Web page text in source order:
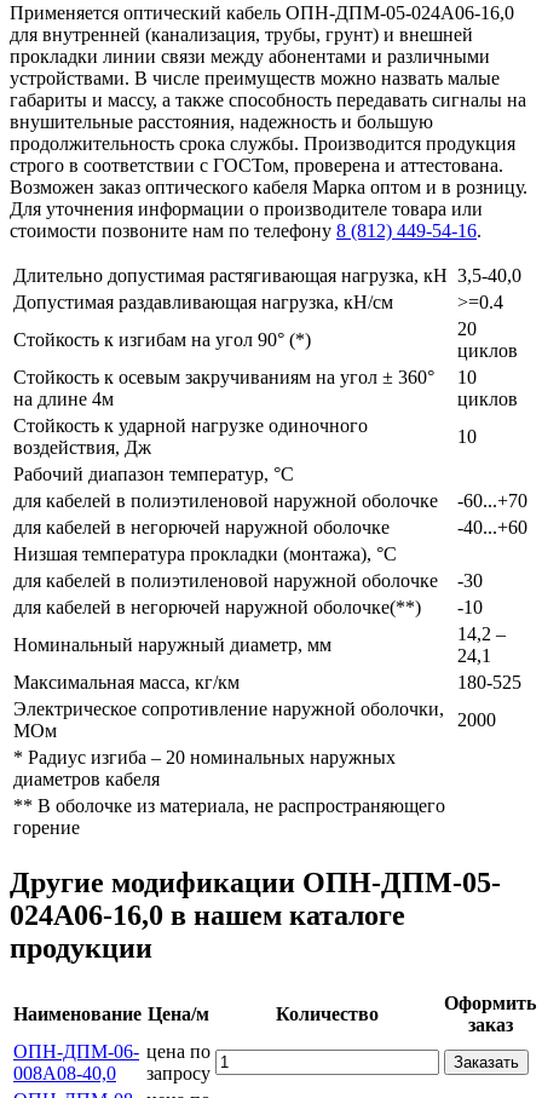
Применяется оптический кабель ОПН-ДПМ-05-024А06-16,0
для внутренней (канализация, трубы, грунт) и внешней
прокладки линии связи между абонентами и различными
устройствами. В числе преимуществ можно назвать малые
габариты и массу, а также способность передавать сигналы на
внушительные расстояния, надежность и большую
продолжительность срока службы. Производится продукция
строго в соответствии с ГОСТом, проверена и аттестована.
Возможен заказ оптического кабеля Марка оптом и в розницу.
Для уточнения информации о производителе товара или
стоимости позвоните нам по телефону 8 (812) 449-54-16.
Длительно допустимая растягивающая нагрузка, кН 3,5-40,0
Допустимая раздавливающая нагрузка, кН/см
>=0.4
Стойкость к изгибам на угол 90° (*)
20
циклов
Стойкость к осевым закручиваниям на угол ± 360°
на длине 4м
10
циклов
Стойкость к ударной нагрузке одиночного
воздействия, Дж
10
Рабочий диапазон температур, °С
для кабелей в полиэтиленовой наружной оболочке
-60...+70
для кабелей в негорючей наружной оболочке
-40...+60
Низшая температура прокладки (монтажа), °С
для кабелей в полиэтиленовой наружной оболочке
-30
для кабелей в негорючей наружной оболочке(**)
-10
Номинальный наружный диаметр, мм
14,2 –
24,1
Максимальная масса, кг/км
180-525
Электрическое сопротивление наружной оболочки,
МОм
2000
* Радиус изгиба – 20 номинальных наружных
диаметров кабеля
** В оболочке из материала, не распространяющего
горение
Другие модификации ОПН-ДПМ-05-
024А06-16,0 в нашем каталоге
продукции
Наименование Цена/м Количество
Оформить
заказ
ОПН-ДПМ-06-
008А08-40,0
цена по
запросу
Заказать